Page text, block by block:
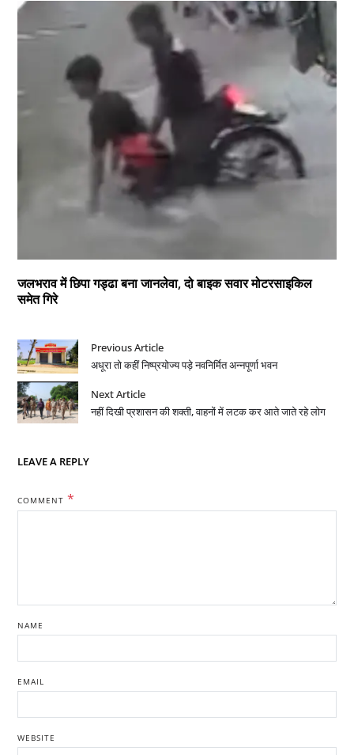
जलभराव में छिपा गड्ढा बना जानलेवा, दो बाइक सवार मोटरसाइकिल
समेत गिरे
Previous Article
अधूरा तो कहीं निष्प्रयोज्य पड़े नवनिर्मित अन्नपूर्णा भवन
Next Article
नहीं दिखी प्रशासन की शक्ती, वाहनों में लटक कर आते जाते रहे लोग
LEAVE A REPLY
COMMENT *
NAME
EMAIL
WEBSITE